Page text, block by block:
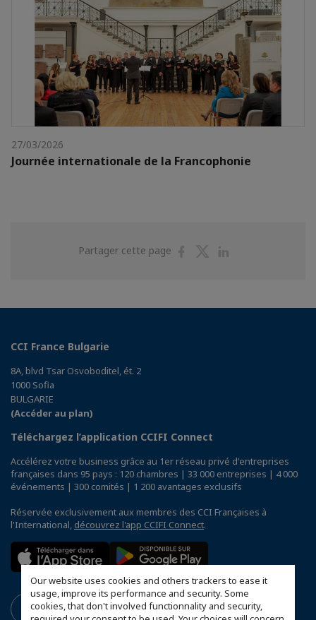
Our website uses cookies and others trackers to ease it
usage, improve its performance and security. Some
cookies, that don't involved functionnality and security,
27/03/2026
Journée internationale de la Francophonie
Partager cette page
PartagerPartager
CCI France Bulgarie
8A, blvd Tsar Osvoboditel, ét. 2
1000 Sofia
BULGARIE
(Accéder au plan)
Téléchargez l’application CCIFI Connect
Accélérez votre business grâce au 1er réseau privé d'entreprises
françaises dans 95 pays : 120 chambres | 33 000 entreprises | 4 000
événements | 300 comités | 1 200 avantages exclusifs
Réservée exclusivement aux membres des CCI Françaises à
l'International, découvrez l'app CCIFI Connect.